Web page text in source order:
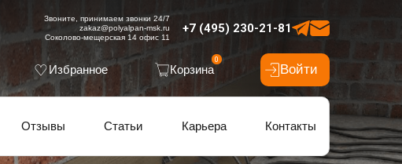
+7 (495) 230-21-81
Звоните, принимаем звонки 24/7
zakaz@polyalpan-msk.ru
Соколово-мещерская 14 офис 11
Избранное Корзина
0
Войти
Отзывы Статьи Карьера Контакты